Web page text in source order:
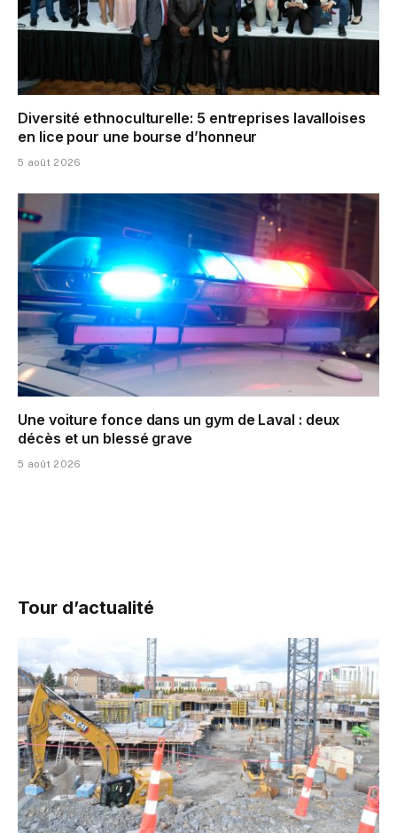
Diversité ethnoculturelle: 5 entreprises lavalloises
en lice pour une bourse d’honneur
5 août 2026
Une voiture fonce dans un gym de Laval : deux
décès et un blessé grave
5 août 2026
Tour d’actualité